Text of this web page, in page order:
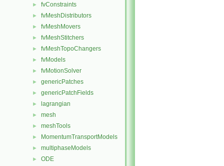
► fvConstraints
► fvMeshDistributors
► fvMeshMovers
► fvMeshStitchers
► fvMeshTopoChangers
► fvModels
► fvMotionSolver
► genericPatches
► genericPatchFields
► lagrangian
► mesh
► meshTools
► MomentumTransportModels
► multiphaseModels
► ODE